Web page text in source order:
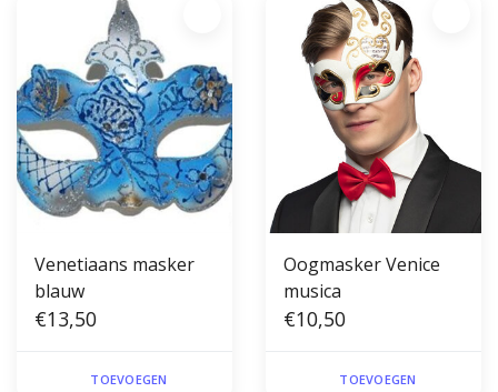
Venetiaans masker
blauw
€13,50
TOEVOEGEN
Oogmasker Venice
musica
€10,50
TOEVOEGEN